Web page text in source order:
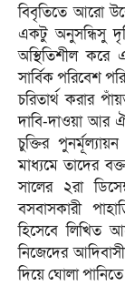
বিবৃতিতে আরো
একটু অনুসন্ধিসু
অস্থিতিশীল করে
সার্বিক পরিবেশ
চরিতার্থ করার
দাবি-দাওয়া আর
চুক্তির
মাধ্যমে তাদের
সালের ২রা
বসবাসকারী
হিসেবে লিখিত
নিজেদের
দিয়ে ঘোলা